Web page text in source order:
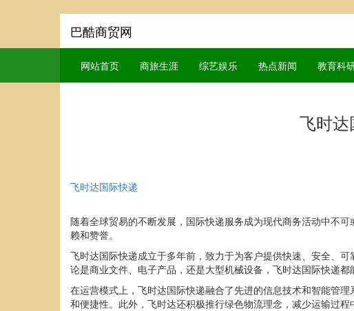
巴酷商贸网
网站首页 商旅生涯 综艺娱乐 热点新闻 教育科
飞时
飞时达国际快递
随着全球贸易的不断发展，国际快递服务成为现代商务活动中不
赖和赞誉。
飞时达国际快递成立于多年前，致力于为客户提供快速、安全、
论是商业文件、电子产品，还是大型机械设备，飞时达国际快递都
在运营模式上，飞时达国际快递融合了先进的信息技术和智能管
和便捷性。此外，飞时达还积极推行绿色物流理念，减少运输过程